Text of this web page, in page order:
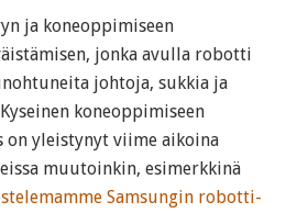
ja koneoppimiseen
jonka avulla robotti
johtoja, sukkia ja
koneoppimiseen
on yleistynyt viime aikoina
muutoinkin, esimerkkinä
Samsungin robotti-